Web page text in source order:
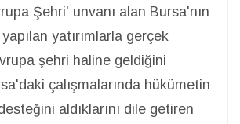
Şehri' unvanı alan Bursa'nın
yatırımlarla gerçek
şehri haline geldiğini
çalışmalarında hükümetin
aldıklarını dile getiren